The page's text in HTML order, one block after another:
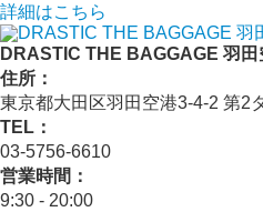
詳細はこちら
DRASTIC THE BAGGAGE 羽田
住所：
東京都大田区羽田空港3-4-2 第2
TEL：
03-5756-6610
営業時間：
9:30 - 20:00